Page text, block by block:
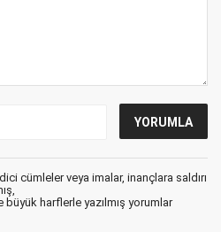
cümleler veya imalar, inançlara saldırı
harflerle yazılmış yorumlar